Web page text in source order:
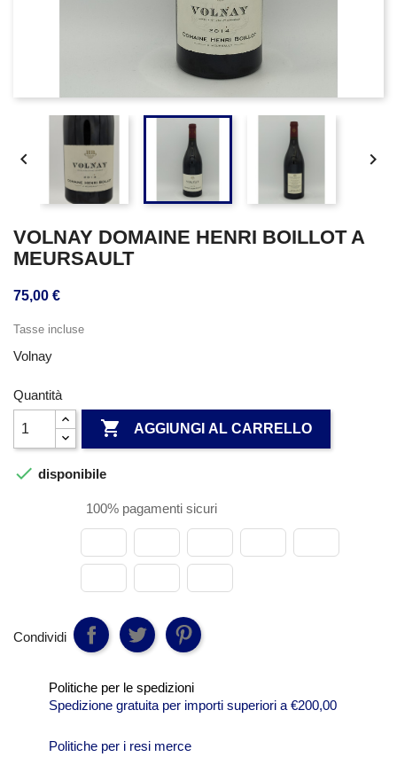
 
VOLNAY DOMAINE HENRI BOILLOT A
MEURSAULT
75,00 €
Tasse incluse
Volnay
Quantità
 AGGIUNGI AL CARRELLO
 disponibile
100% pagamenti sicuri
Condividi
Politiche per le spedizioni
Spedizione gratuita per importi superiori a €200,00
Politiche per i resi merce